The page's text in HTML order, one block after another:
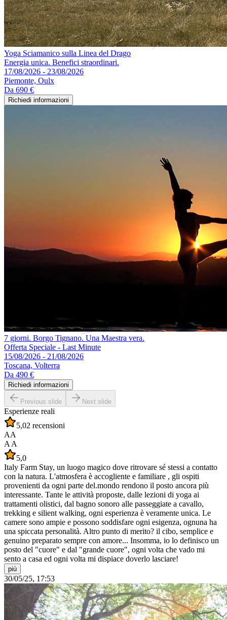
Yoga Sciamanico sulla Linea del Drago
Energia unica. Benefici straordinari.
17/08/2026 - 23/08/2026
Piemonte, Oulx
Da 690 €
Richiedi informazioni
7 giorni. Borgo Tignano. Una Maestra vera.
Offerta Speciale - Last Minute
15/08/2026 - 21/08/2026
Toscana, Volterra
Da 490 €
Richiedi informazioni
Previous slide Next slide
Esperienze reali
5,02 recensioni
AA
A A
5,0
Italy Farm Stay, un luogo magico dove ritrovare sé stessi a contatto
con la natura. L'atmosfera è accogliente e familiare , gli ospiti
provenienti da ogni parte del.mondo rendono il posto ancora più
interessante. Tante le attività proposte, dalle lezioni di yoga ai
trattamenti olistici, dal bagno sonoro alle passeggiate a cavallo,
trekking e silient walking, ogni esperienza è veramente unica. Le
camere sono ampie e possono soddisfare ogni esigenza, ognuna ha
una spiccata personalità. Altro punto di merito? il cibo, semplice e
genuino preparato sempre con amore... Insomma, io lo definisco un
posto del "cuore" e dal "grande cuore", ogni volta che vado mi
sento a casa ed ogni volta mi dispiace doverlo lasciare!
più
30/05/25, 17:53